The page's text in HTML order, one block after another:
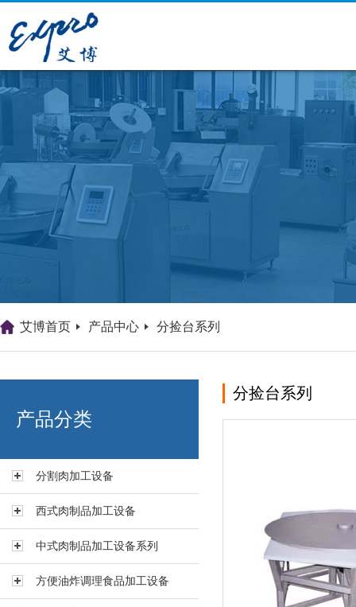
艾博肉类科技（浙江）有限
艾博首页 产品中心 分捡台系列
产品分类
分割肉加工设备
西式肉制品加工设备
中式肉制品加工设备系列
方便油炸调理食品加工设备
分捡台系列